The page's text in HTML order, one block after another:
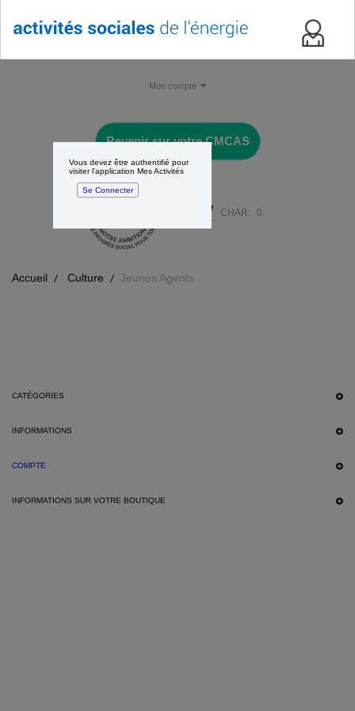
Vous devez être authentifié pour
visiter l'application Mes Activités
Se Connecter
Mon compte
Revenir sur votre CMCAS
CHAR: 0
Accueil Culture Jeunes Agents
CATÉGORIES
INFORMATIONS
COMPTE
INFORMATIONS SUR VOTRE BOUTIQUE